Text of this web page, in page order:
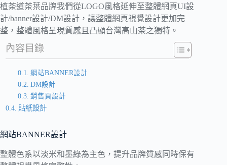
植茶道茶葉品牌我們從LOGO風格延伸至整體網頁UI設
計/banner設計/DM設計，讓整體網頁視覺設計更加完
整，整體風格呈現質感且凸顯台灣高山茶之獨特。
內容目錄
網站BANNER設計
DM設計
銷售頁設計
貼紙設計
網站BANNER設計
整體色系以淡米和墨綠為主色，提升品牌質感同時保有